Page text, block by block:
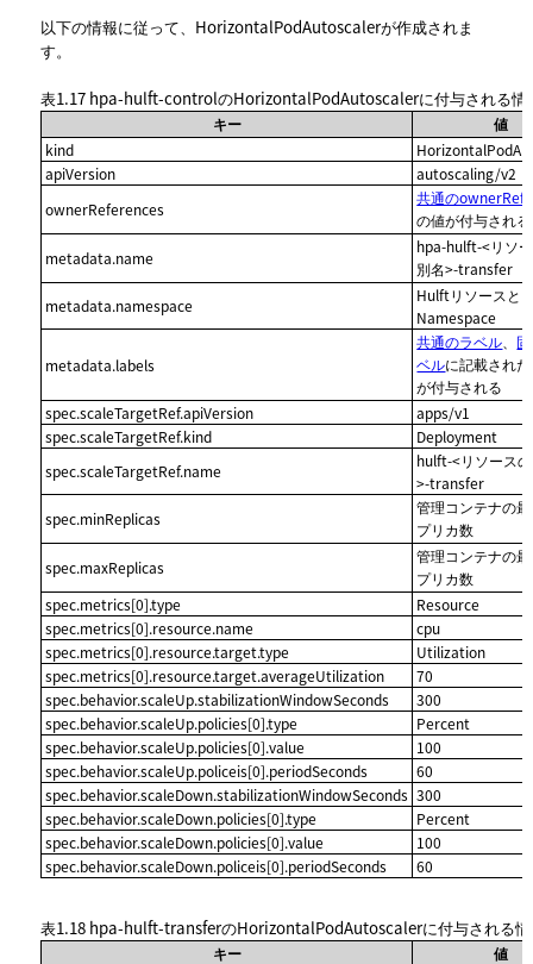
以下の情報に従って、HorizontalPodAutoscalerが作成されま
す。
表1.17 hpa-hulft-controlのHorizontalPodAutoscalerに付与される情
キー
値
kind
apiVersion
autoscaling/v2
ownerReferences
共通の
の値が付与される
metadata.name
hpa-hulft-<リソ
別名>-transfer
metadata.namespace
Hulftリソースと
Namespace
metadata.labels
共通のラベル
ベルに記載され
が付与される
spec.scaleTargetRef.apiVersion
apps/v1
spec.scaleTargetRef.kind
Deployment
spec.scaleTargetRef.name
hulft-<リソース
>-transfer
spec.minReplicas
管理コンテナの
プリカ数
spec.maxReplicas
管理コンテナの
プリカ数
spec.metrics[0].type
Resource
spec.metrics[0].resource.name
cpu
spec.metrics[0].resource.target.type
Utilization
spec.metrics[0].resource.target.averageUtilization
70
spec.behavior.scaleUp.stabilizationWindowSeconds
300
spec.behavior.scaleUp.policies[0].type
Percent
spec.behavior.scaleUp.policies[0].value
100
spec.behavior.scaleUp.policeis[0].periodSeconds
60
spec.behavior.scaleDown.stabilizationWindowSeconds 300
spec.behavior.scaleDown.policies[0].type
Percent
spec.behavior.scaleDown.policies[0].value
100
spec.behavior.scaleDown.policeis[0].periodSeconds
60
表1.18 hpa-hulft-transferのHorizontalPodAutoscalerに付与される
キー
値